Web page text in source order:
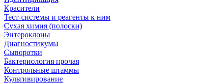
Красители
Тест-системы и реагенты к ним
Сухая химия (полоски)
Энтероклоны
Диагностикумы
Сыворотки
Бактериология прочая
Контрольные штаммы
Культивирование